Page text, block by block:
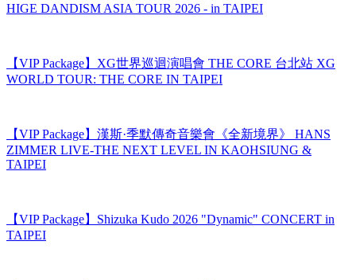
HIGE DANDISM ASIA TOUR 2026 - in TAIPEI
【VIP Package】XG世界巡迴演唱會 THE CORE 台北站 XG
WORLD TOUR: THE CORE IN TAIPEI
【VIP Package】漢斯·季默傳奇音樂會《全新境界》 HANS
ZIMMER LIVE-THE NEXT LEVEL IN KAOHSIUNG &
TAIPEI
【VIP Package】Shizuka Kudo 2026 "Dynamic" CONCERT in
TAIPEI